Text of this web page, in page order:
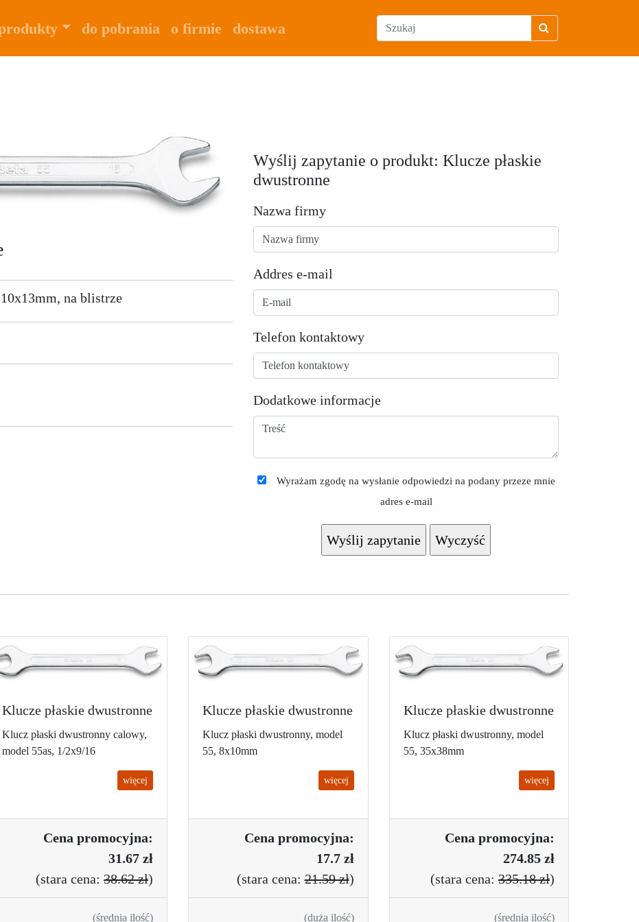
do pobrania o firmie dostawa
na blistrze
Wyślij zapytanie o produkt: Klucze płaskie
dwustronne
Nazwa firmy
Addres e-mail
Telefon kontaktowy
Dodatkowe informacje
Wyrażam zgodę na wysłanie odpowiedzi na podany przeze mnie
adres e-mail
Klucze płaskie dwustronne
Klucz płaski dwustronny calowy,
model 55as, 1/2x9/16
więcej
Cena promocyjna:
31.67 zł
(stara cena: 38.62 zł)
(średnia ilość)
Klucze płaskie dwustronne
Klucz płaski dwustronny, model
55, 8x10mm
więcej
Cena promocyjna:
17.7 zł
(stara cena:21.59 zł)
(duża ilość)
Klucze płaskie dwustronne
Klucz płaski dwustronny, model
55, 35x38mm
więcej
Cena promocyjna:
274.85 zł
(stara cena: 335.18 zł)
(średnia ilość)